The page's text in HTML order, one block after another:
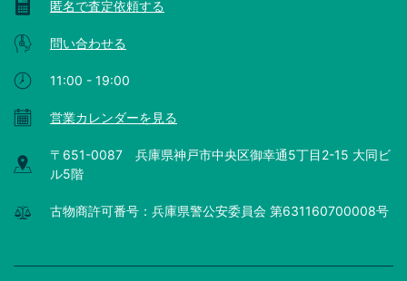
匿名で査定依頼する
問い合わせる
11:00 - 19:00
営業カレンダーを見る
〒651-0087 兵庫県神戸市中央区御幸通5丁目2-15 大同ビ
ル5階
古物商許可番号：兵庫県警公安委員会 第631160700008号